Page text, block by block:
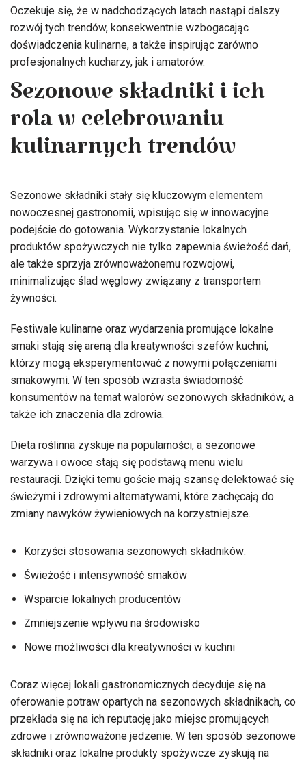
Oczekuje się, że w nadchodzących latach nastąpi dalszy
rozwój tych trendów, konsekwentnie wzbogacając
doświadczenia kulinarne, a także inspirując zarówno
profesjonalnych kucharzy, jak i amatorów.
Sezonowe składniki i ich
rola w celebrowaniu
kulinarnych trendów
Sezonowe składniki stały się kluczowym elementem
nowoczesnej gastronomii, wpisując się w innowacyjne
podejście do gotowania. Wykorzystanie lokalnych
produktów spożywczych nie tylko zapewnia świeżość dań,
ale także sprzyja zrównoważonemu rozwojowi,
minimalizując ślad węglowy związany z transportem
żywności.
Festiwale kulinarne oraz wydarzenia promujące lokalne
smaki stają się areną dla kreatywności szefów kuchni,
którzy mogą eksperymentować z nowymi połączeniami
smakowymi. W ten sposób wzrasta świadomość
konsumentów na temat walorów sezonowych składników, a
także ich znaczenia dla zdrowia.
Dieta roślinna zyskuje na popularności, a sezonowe
warzywa i owoce stają się podstawą menu wielu
restauracji. Dzięki temu goście mają szansę delektować się
świeżymi i zdrowymi alternatywami, które zachęcają do
zmiany nawyków żywieniowych na korzystniejsze.
Korzyści stosowania sezonowych składników:
Świeżość i intensywność smaków
Wsparcie lokalnych producentów
Zmniejszenie wpływu na środowisko
Nowe możliwości dla kreatywności w kuchni
Coraz więcej lokali gastronomicznych decyduje się na
oferowanie potraw opartych na sezonowych składnikach, co
przekłada się na ich reputację jako miejsc promujących
zdrowe i zrównoważone jedzenie. W ten sposób sezonowe
składniki oraz lokalne produkty spożywcze zyskują na